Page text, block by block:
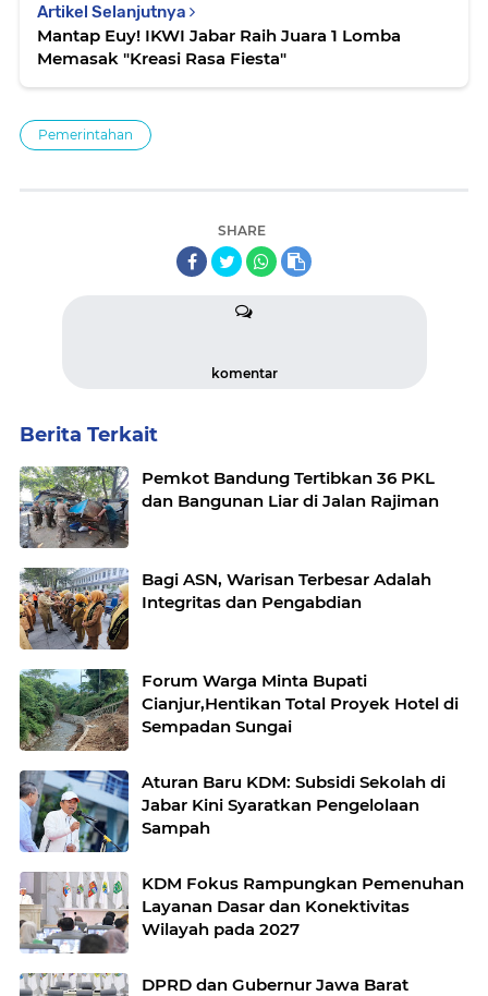
Artikel Selanjutnya
Mantap Euy! IKWI Jabar Raih Juara 1 Lomba
Memasak "Kreasi Rasa Fiesta"
Pemerintahan
SHARE
komentar
Berita Terkait
Pemkot Bandung Tertibkan 36 PKL
dan Bangunan Liar di Jalan Rajiman
Bagi ASN, Warisan Terbesar Adalah
Integritas dan Pengabdian
Forum Warga Minta Bupati
Cianjur,Hentikan Total Proyek Hotel di
Sempadan Sungai
Aturan Baru KDM: Subsidi Sekolah di
Jabar Kini Syaratkan Pengelolaan
Sampah
KDM Fokus Rampungkan Pemenuhan
Layanan Dasar dan Konektivitas
Wilayah pada 2027
DPRD dan Gubernur Jawa Barat